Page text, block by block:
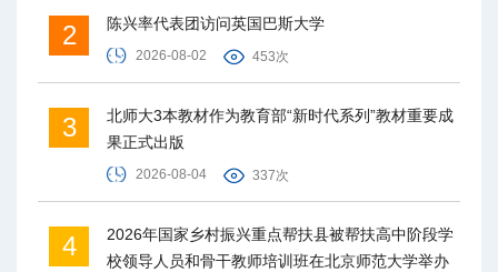
2 陈兴率代表团访问英国巴斯大学
2026-08-02 453次
3
北师大3本教材作为教育部“新时代系列”教材重要成
果正式出版
2026-08-04 337次
4
2026年国家乡村振兴重点帮扶县被帮扶高中阶段学
校领导人员和骨干教师培训班在北京师范大学举办